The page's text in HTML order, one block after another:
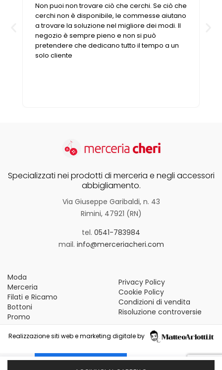
Non puoi non trovare ciò che cerchi. Se ciò che
cerchi non è disponibile, le commesse aiutano
a trovare la soluzione nel migliore dei modi. Il
negozio è sempre pieno e non si può
pretendere che dedicano tutto il tempo a un
solo cliente
Specializzati nei prodotti di merceria e negli accessori
abbigliamento.
Via Giuseppe Garibaldi, n. 43
Rimini, 47921 (RN)
tel. 0541-783984
mail. info@merceriacheri.com
Moda
Merceria
Filati e Ricamo
Bottoni
Promo
Privacy Policy
Cookie Policy
Condizioni di vendita
Risoluzione controversie
Realizzazione siti web e marketing digitale by